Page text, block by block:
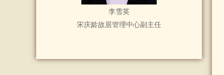
李雪英
宋庆龄故居管理中心副主任